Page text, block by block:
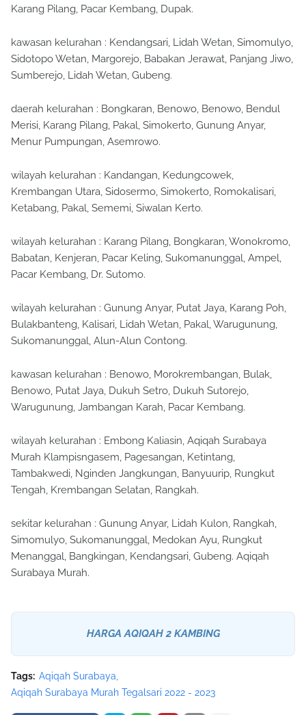
Karang Pilang, Pacar Kembang, Dupak.
kawasan kelurahan : Kendangsari, Lidah Wetan, Simomulyo,
Sidotopo Wetan, Margorejo, Babakan Jerawat, Panjang Jiwo,
Sumberejo, Lidah Wetan, Gubeng.
daerah kelurahan : Bongkaran, Benowo, Benowo, Bendul
Merisi, Karang Pilang, Pakal, Simokerto, Gunung Anyar,
Menur Pumpungan, Asemrowo.
wilayah kelurahan : Kandangan, Kedungcowek,
Krembangan Utara, Sidosermo, Simokerto, Romokalisari,
Ketabang, Pakal, Sememi, Siwalan Kerto.
wilayah kelurahan : Karang Pilang, Bongkaran, Wonokromo,
Babatan, Kenjeran, Pacar Keling, Sukomanunggal, Ampel,
Pacar Kembang, Dr. Sutomo.
wilayah kelurahan : Gunung Anyar, Putat Jaya, Karang Poh,
Bulakbanteng, Kalisari, Lidah Wetan, Pakal, Warugunung,
Sukomanunggal, Alun-Alun Contong.
kawasan kelurahan : Benowo, Morokrembangan, Bulak,
Benowo, Putat Jaya, Dukuh Setro, Dukuh Sutorejo,
Warugunung, Jambangan Karah, Pacar Kembang.
wilayah kelurahan : Embong Kaliasin, Aqiqah Surabaya
Murah Klampisngasem, Pagesangan, Ketintang,
Tambakwedi, Nginden Jangkungan, Banyuurip, Rungkut
Tengah, Krembangan Selatan, Rangkah.
sekitar kelurahan : Gunung Anyar, Lidah Kulon, Rangkah,
Simomulyo, Sukomanunggal, Medokan Ayu, Rungkut
Menanggal, Bangkingan, Kendangsari, Gubeng. Aqiqah
Surabaya Murah.
HARGA AQIQAH 2 KAMBING
Tags: Aqiqah Surabaya
Aqiqah Surabaya Murah Tegalsari 2022 - 2023